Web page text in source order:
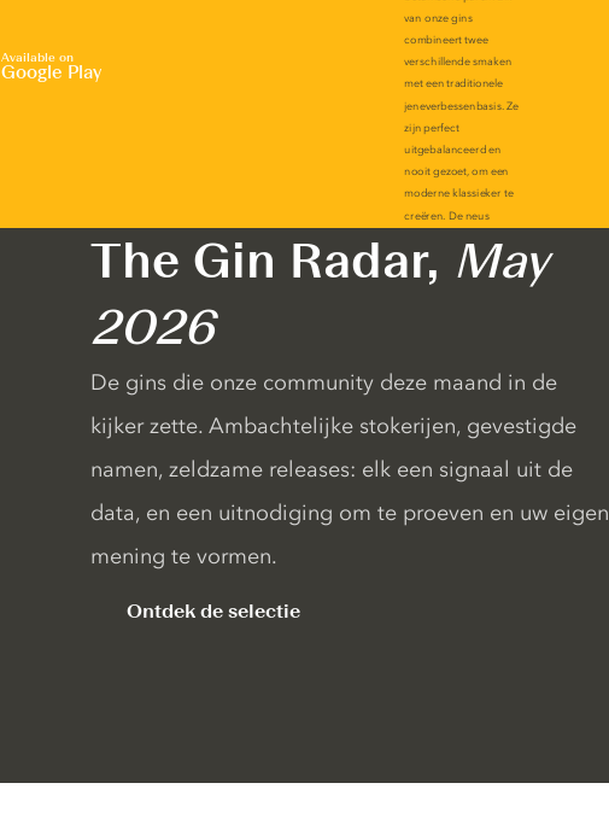
Available on
Google Play
The Gin Radar, May
2026
De gins die onze community deze maand in de
kijker zette. Ambachtelijke stokerijen, gevestigde
namen, zeldzame releases: elk een signaal uit de
data, en een uitnodiging om te proeven en uw eigen
mening te vormen.
Ontdek de selectie